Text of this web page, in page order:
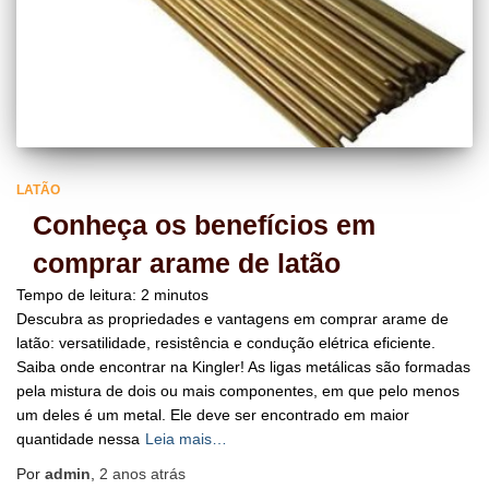
LATÃO
Conheça os benefícios em
comprar arame de latão
Tempo de leitura: 2 minutos
Descubra as propriedades e vantagens em comprar arame de
latão: versatilidade, resistência e condução elétrica eficiente.
Saiba onde encontrar na Kingler! As ligas metálicas são formadas
pela mistura de dois ou mais componentes, em que pelo menos
um deles é um metal. Ele deve ser encontrado em maior
quantidade nessa Leia mais…
Por admin 2 anos atrás